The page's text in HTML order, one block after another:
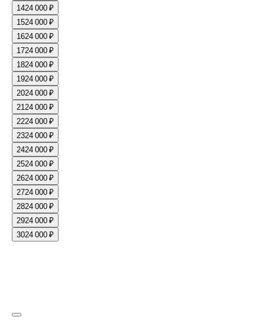
1424 000 ₽
1524 000 ₽
1624 000 ₽
1724 000 ₽
1824 000 ₽
1924 000 ₽
2024 000 ₽
2124 000 ₽
2224 000 ₽
2324 000 ₽
2424 000 ₽
2524 000 ₽
2624 000 ₽
2724 000 ₽
2824 000 ₽
2924 000 ₽
3024 000 ₽